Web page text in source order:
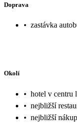
Doprava
• zastávka
Okolí
• hotel v centru
• nejbližší
• nejbližší